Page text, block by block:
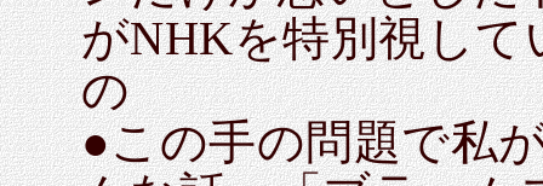
がNHKを特別視し
の
●この手の問題で私